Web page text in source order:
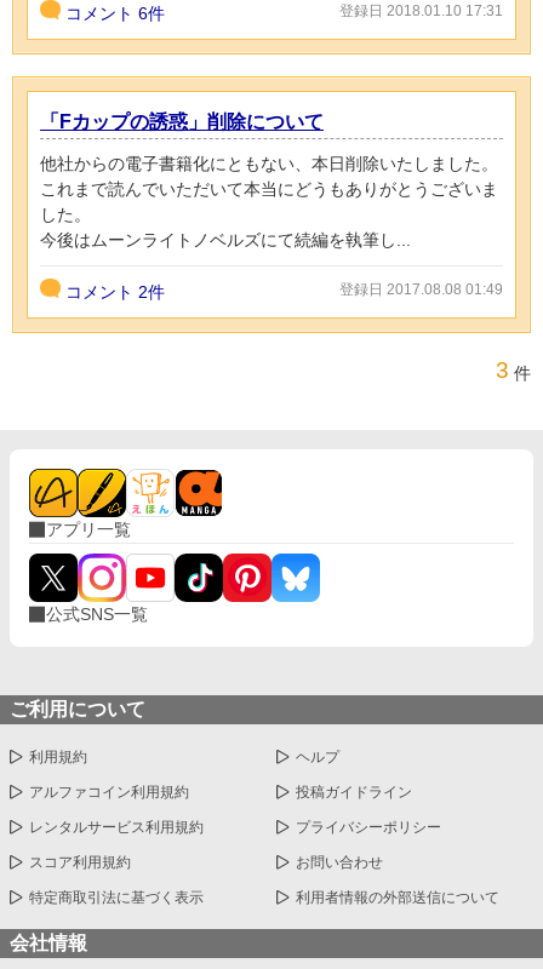
コメント 6件 登録日 2018.01.10 17:31
「Fカップの誘惑」削除について
他社からの電子書籍化にともない、本日削除いたしました。
これまで読んでいただいて本当にどうもありがとうございま
した。
今後はムーンライトノベルズにて続編を執筆し...
コメント 2件 登録日 2017.08.08 01:49
3 件
アプリ一覧
公式SNS一覧
ご利用について
利用規約 ヘルプ
アルファコイン利用規約 投稿ガイドライン
レンタルサービス利用規約 プライバシーポリシー
スコア利用規約 お問い合わせ
特定商取引法に基づく表示 利用者情報の外部送信について
会社情報